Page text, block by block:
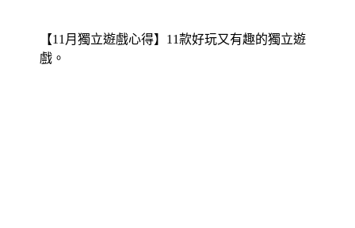
【11月獨立遊戲心得】11款好玩又有趣的獨立遊
戲。